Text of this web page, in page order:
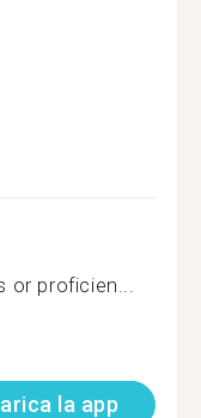
or proficien...
la app